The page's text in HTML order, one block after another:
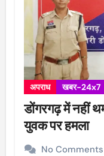
अपराध खबर-24x7
डोंगरगढ़ में नहीं
युवक पर हमला
No Comments